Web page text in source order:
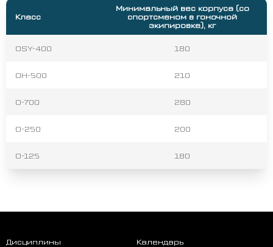
Класс
Минимальный вес корпуса (со
спортсменом в гоночной
экипировке), кг
ОSY-400 180
ОН-500 210
О-700 280
О-250 200
О-125 180
Дисциплины
Календарь